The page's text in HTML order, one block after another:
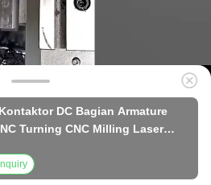
DC Bagian Armature
Turning CNC Milling Laser